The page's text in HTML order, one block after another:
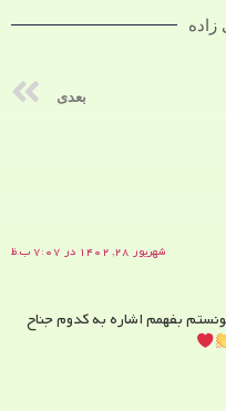
زاده
بعدی
شهریور ۲۸, ۱۴۰۲ در ۷:۰۷ ب.ظ
بفهمم اشاره به کدوم جناح